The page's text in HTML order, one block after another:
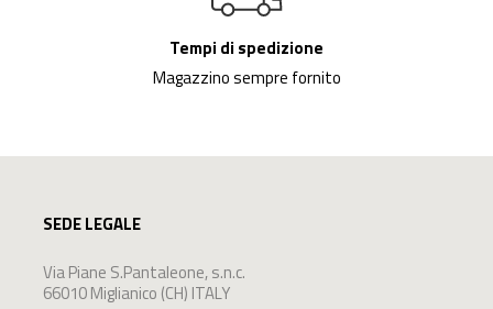
Tempi di spedizione
Magazzino sempre fornito
SEDE LEGALE
Via Piane S.Pantaleone, s.n.c.
66010 Miglianico (CH) ITALY